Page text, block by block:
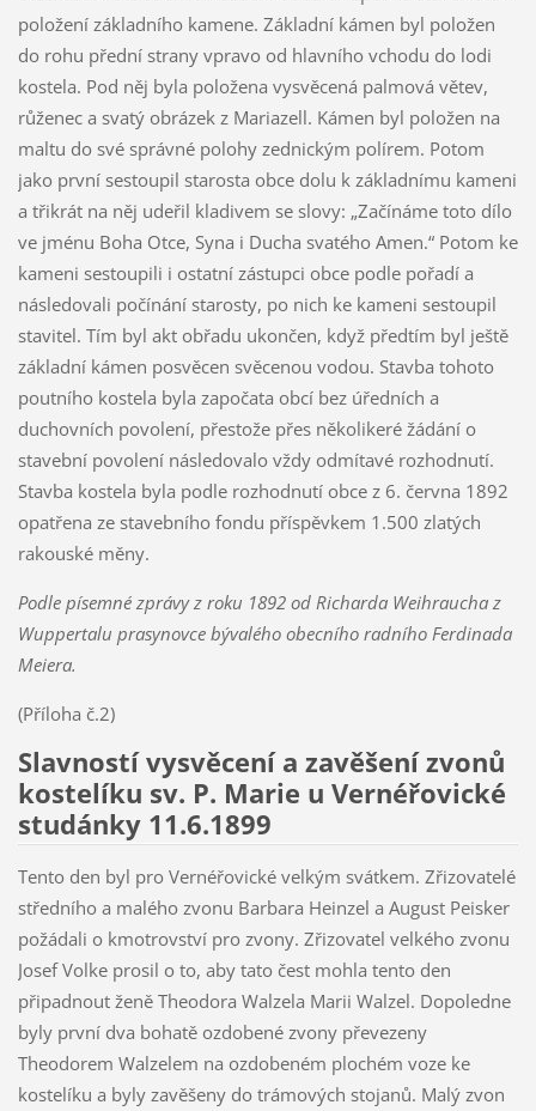
položení základního kamene. Základní kámen byl položen
do rohu přední strany vpravo od hlavního vchodu do lodi
kostela. Pod něj byla položena vysvěcená palmová větev,
růženec a svatý obrázek z Mariazell. Kámen byl položen na
maltu do své správné polohy zednickým polírem. Potom
jako první sestoupil starosta obce dolu k základnímu kameni
a třikrát na něj udeřil kladivem se slovy: „Začínáme toto dílo
ve jménu Boha Otce, Syna i Ducha svatého Amen.“ Potom ke
kameni sestoupili i ostatní zástupci obce podle pořadí a
následovali počínání starosty, po nich ke kameni sestoupil
stavitel. Tím byl akt obřadu ukončen, když předtím byl ještě
základní kámen posvěcen svěcenou vodou. Stavba tohoto
poutního kostela byla započata obcí bez úředních a
duchovních povolení, přestože přes několikeré žádání o
stavební povolení následovalo vždy odmítavé rozhodnutí.
Stavba kostela byla podle rozhodnutí obce z 6. června 1892
opatřena ze stavebního fondu příspěvkem 1.500 zlatých
rakouské měny.
Podle písemné zprávy z roku 1892 od Richarda Weihraucha z
Wuppertalu prasynovce bývalého obecního radního Ferdinada
Meiera.
(Příloha č.2)
Slavností vysvěcení a zavěšení zvonů
kostelíku sv. P. Marie u Vernéřovické
studánky 11.6.1899
Tento den byl pro Vernéřovické velkým svátkem. Zřizovatelé
středního a malého zvonu Barbara Heinzel a August Peisker
požádali o kmotrovství pro zvony. Zřizovatel velkého zvonu
Josef Volke prosil o to, aby tato čest mohla tento den
připadnout ženě Theodora Walzela Marii Walzel. Dopoledne
byly první dva bohatě ozdobené zvony převezeny
Theodorem Walzelem na ozdobeném plochém voze ke
kostelíku a byly zavěšeny do trámových stojanů. Malý zvon